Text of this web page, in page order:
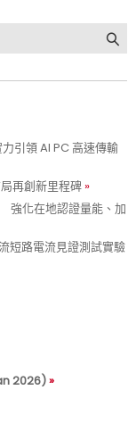
引領 AI PC 高速傳輸
再創新里程碑
強化在地認證量能、加
短路電流見證測試實驗
2026)